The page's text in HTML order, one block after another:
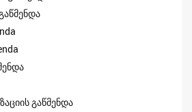
გაწმენდა